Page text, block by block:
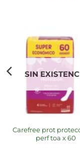
SIN
carefree prot proteccion s-
perf toa x 60